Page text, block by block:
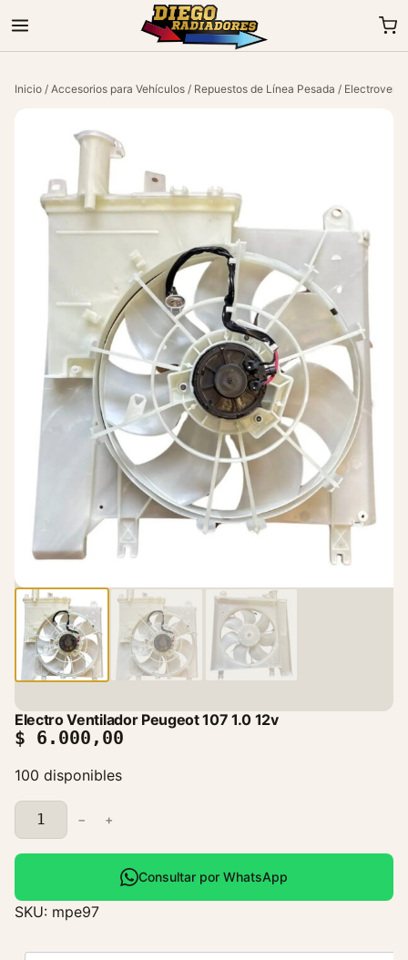
Inicio / Accesorios para Vehículos / Repuestos de Línea Pesada /
Electro Ventilador Peugeot 107 1.0 12v
$ 6.000,00
100 disponibles
E
l
e
t
r
− +
Consultar por WhatsApp
SKU: mpe97